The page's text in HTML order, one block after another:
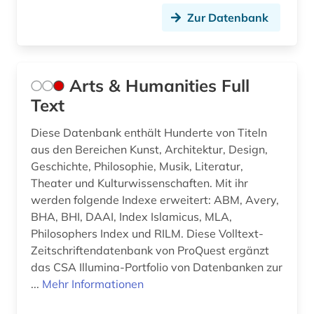
kultur (1)
kulturgeschichte (2)
kulturgut (2)
kulturmanagement (1)
kulturpolitik (1)
Zur Datenbank
Arts & Humanities Full
Text
Diese Datenbank enthält Hunderte von Titeln
aus den Bereichen Kunst, Architektur, Design,
Geschichte, Philosophie, Musik, Literatur,
Theater und Kulturwissenschaften. Mit ihr
werden folgende Indexe erweitert: ABM, Avery,
BHA, BHI, DAAI, Index Islamicus, MLA,
Philosophers Index und RILM. Diese Volltext-
Zeitschriftendatenbank von ProQuest ergänzt
das CSA Illumina-Portfolio von Datenbanken zur
... Mehr Informationen